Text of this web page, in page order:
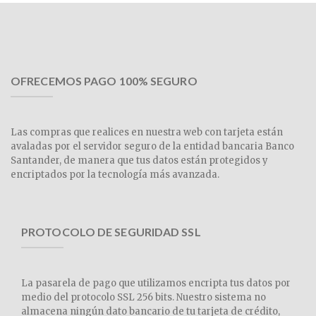
OFRECEMOS PAGO 100% SEGURO
Las compras que realices en nuestra web con tarjeta están
avaladas por el servidor seguro de la entidad bancaria Banco
Santander, de manera que tus datos están protegidos y
encriptados por la tecnología más avanzada.
PROTOCOLO DE SEGURIDAD SSL
La pasarela de pago que utilizamos encripta tus datos por
medio del protocolo SSL 256 bits. Nuestro sistema no
almacena ningún dato bancario de tu tarjeta de crédito,